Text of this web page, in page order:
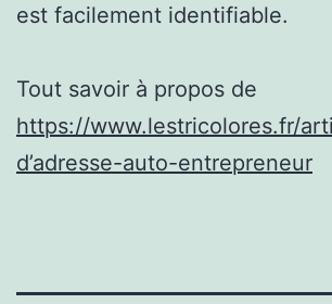
est facilement identifiable.
Tout savoir à propos de
https://www.lestricolores.fr/
d’adresse-auto-entrepreneur